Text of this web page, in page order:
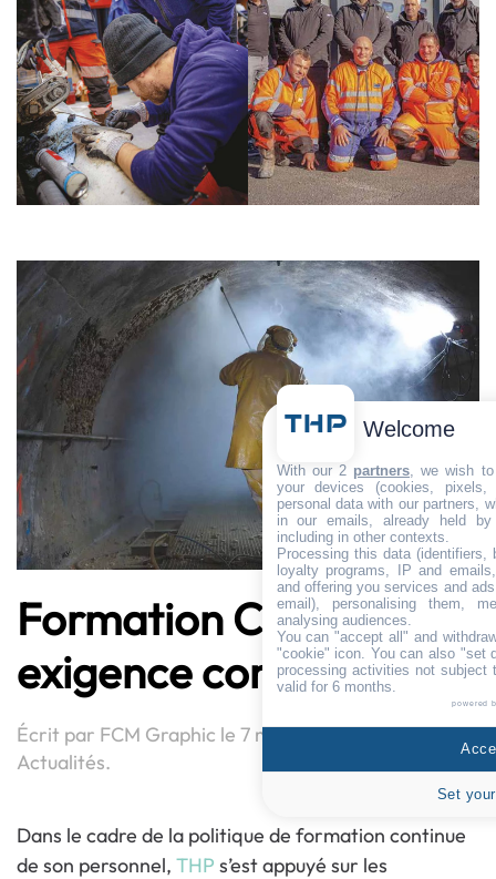
Formation CATEC : une
exigence commune
Écrit par FCM Graphic le 7 mai 2024. Publié dans
Actualités.
Dans le cadre de la politique de formation continue
de son personnel, THP s’est appuyé sur les
Welcome
With our 2 partners, we wish to
your devices (cookies,
personal data with our partners,
in our emails, already held
including in other contexts.
Processing this data (identifiers,
loyalty programs, IP and
and offering you services and
email), personalising them,
analysing audiences.
You can "accept all" and
"cookie" icon. You can also "set
processing activities not subject
valid for 6 months.
powered
Set